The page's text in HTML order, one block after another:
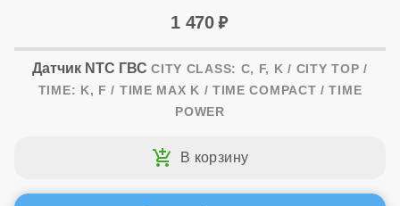
1 470
Датчик NTC ГВС CITY CLASS: C, F, K / CITY TOP /
TIME: K, F / TIME MAX K / TIME COMPACT / TIME
POWER